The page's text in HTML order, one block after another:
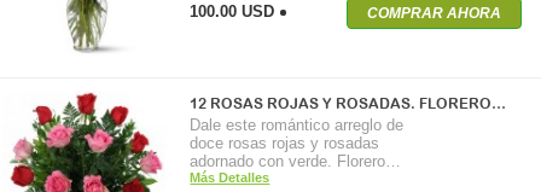
100.00 USD COMPRAR AHORA
12 ROSAS ROJAS Y ROSADAS. FLORERO…
Dale este romántico arreglo de
doce rosas rojas y rosadas
adornado con verde. Florero…
Más Detalles